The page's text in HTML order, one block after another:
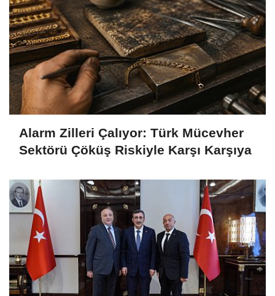
Alarm Zilleri Çalıyor: Türk Mücevher
Sektörü Çöküş Riskiyle Karşı Karşıya